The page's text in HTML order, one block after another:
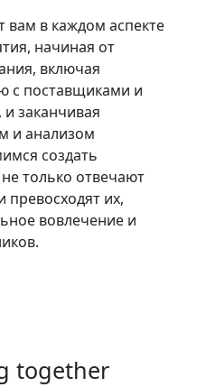
в каждом аспекте
начиная от
включая
с поставщиками и
заканчивая
и анализом
создать
только отвечают
их,
вовлечение и
together